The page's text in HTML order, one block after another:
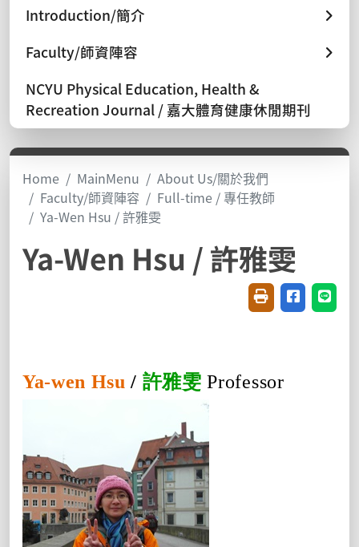
Introduction/簡介
Faculty/師資陣容
NCYU Physical Education, Health &
Recreation Journal / 嘉大體育健康休閒期刊
Home MainMenu
About Us/關於我們
Faculty/師資陣容
Full-time / 專任教師
Ya-Wen Hsu / 許雅雯
Ya-Wen Hsu / 許雅雯
FriendlyShare on
Ya-wen Hsu / 許雅雯Professor